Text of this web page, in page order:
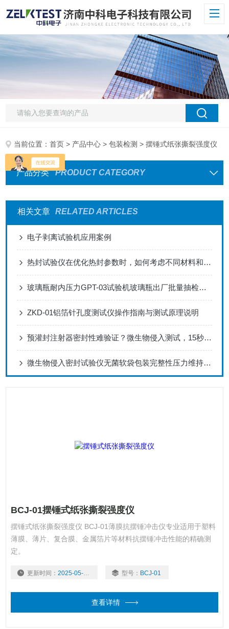
当前位置：首页 > 产品中心 >包装检测 > 摆锤式纸张撕裂强度仪
产品分类 PRODUCT CATEGORY
相关文章 RELATED ARTICLES
电子剥离试验机应用案例
热封试验仪在优化热封参数时，如何考虑不同材料和厚度的包装？
玻璃瓶耐内压力GPT-03试验机玻璃瓶出厂批量抽检方案
ZKD-01铝箔针孔度测试仪操作指南与测试原理说明
预灌封注射器密封性难验证？微生物侵入测试，15秒完成泡罩包装/安瓿瓶全检
微生物侵入密封试验仪无菌软袋包装完整性压力维持验证方案
BCJ-01摆锤式纸张撕裂强度仪
摆锤式纸张撕裂强度仪 BCJ-01薄膜抗摆锤冲击仪专业适用于塑料
薄膜、薄片、复合膜、金属箔片等材料抗摆锤冲击性能的精确测
定。
更新时间： 2025-05-14 型号： BCJ-01
查看详情